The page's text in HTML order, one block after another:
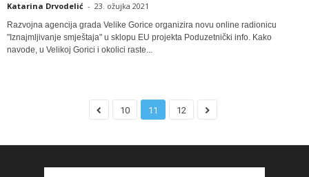
Katarina Drvodelić - 23. ožujka 2021
Razvojna agencija grada Velike Gorice organizira novu online radionicu
"Iznajmljivanje smještaja" u sklopu EU projekta Poduzetnički info. Kako
navode, u Velikoj Gorici i okolici raste...
10 11 12